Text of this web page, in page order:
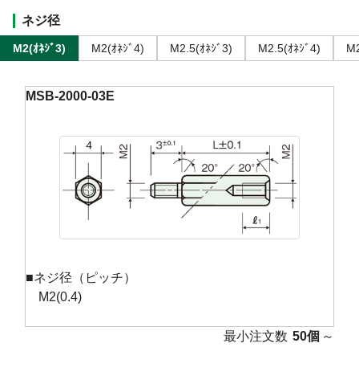
ネジ径
M2(ｵﾈｼﾞ3) M2(ｵﾈｼﾞ4) M2.5(ｵﾈｼﾞ3) M2.5(ｵﾈｼﾞ4)
MSB-2000-03E
■ネジ径（ピッチ）
M2(0.4)
最小注文数 50個 ～